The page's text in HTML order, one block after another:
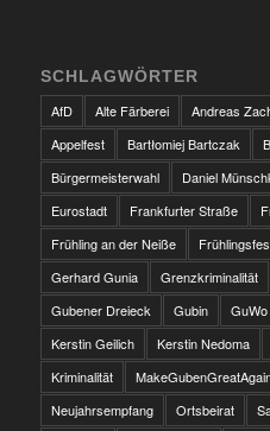
SCHLAGWÖRTER
AfD
Alte Färberei Andreas
Appelfest
Bartłomiej Bartczak
Bürgermeisterwahl
Daniel
Eurostadt
Frankfurter Straße
Frühling an der Neiße
Gerhard Gunia
Grenzkriminalität
Gubener Dreieck
Gubin GuWo
Kerstin Geilich
Kerstin Nedoma
Kriminalität
Neujahrsempfang
Ortsbeirat